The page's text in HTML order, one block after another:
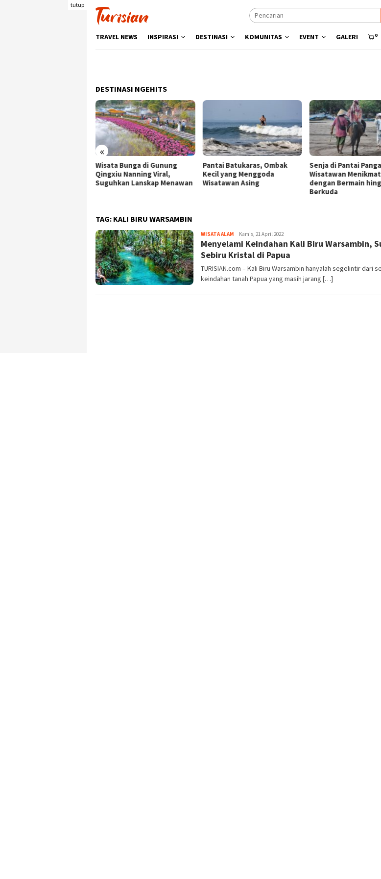
tutup
TRAVEL NEWS INSPIRASI DESTINASI KOMUNITAS EVENT GALERI 0
DESTINASI NGEHITS
«
Pantai Batukaras, Ombak
Kecil yang Menggoda
Wisatawan Asing
Senja di Pantai Pangandaran,
Wisatawan Menikmati Sore
dengan Bermain hingga
Menyisir Asa di
Danau Toba,
Pasir Putih
TAG: KALI BIRU WARSAMBIN
WISATA ALAM Tim
Redaksi
Kamis, 21 April 2022
Menyelami Keindahan Kali Biru Warsambin,
Sebiru Kristal di Papua
TURISIAN.com – Kali Biru Warsambin hanyalah segelintir dari
keindahan tanah Papua yang masih jarang […]